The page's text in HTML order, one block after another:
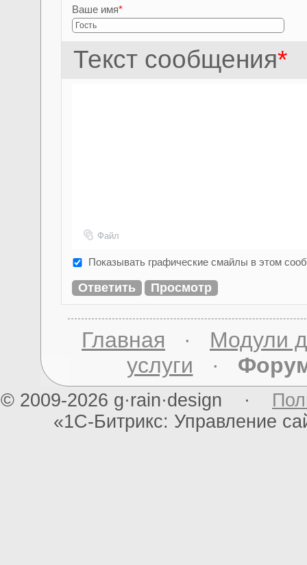
Ваше имя*
Текст сообщения*
Файл
Показывать графические смайлы в этом
Главная · Модули
услуги ·
© 2009-2026 g·rain·design ·
«1С-Битрикс: Управление